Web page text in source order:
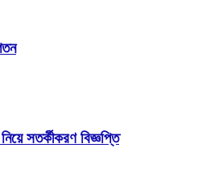
সতর্কীকরণ বিজ্ঞপ্তি